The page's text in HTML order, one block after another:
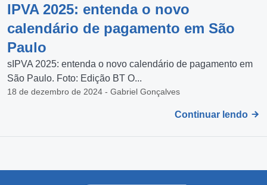
IPVA 2025: entenda o novo
calendário de pagamento em São
Paulo
sIPVA 2025: entenda o novo calendário de pagamento em
São Paulo. Foto: Edição BT O...
18 de dezembro de 2024 - Gabriel Gonçalves
Continuar lendo